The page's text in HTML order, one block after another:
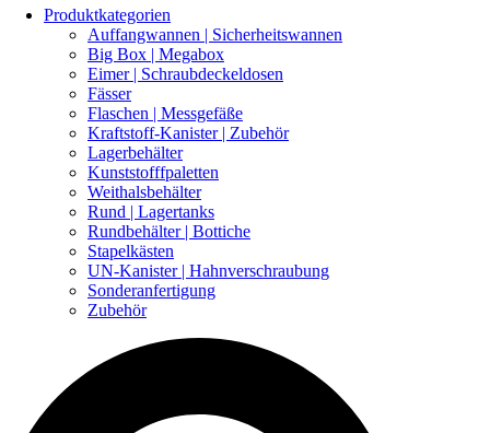
Produktkategorien
Auffangwannen | Sicherheitswannen
Big Box | Megabox
Eimer | Schraubdeckeldosen
Fässer
Flaschen | Messgefäße
Kraftstoff-Kanister | Zubehör
Lagerbehälter
Kunststofffpaletten
Weithalsbehälter
Rund | Lagertanks
Rundbehälter | Bottiche
Stapelkästen
UN-Kanister | Hahnverschraubung
Sonderanfertigung
Zubehör